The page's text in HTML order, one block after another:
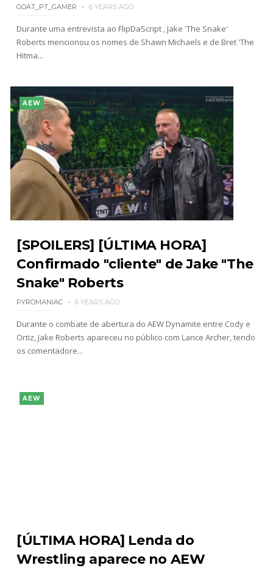
GOAT_PT_GAMER 6 YEARS AGO
Durante uma entrevista ao FlipDaScript , Jake 'The Snake'
Roberts mencionou os nomes de Shawn Michaels e de Bret 'The
Hitma...
AEW
[SPOILERS] [ÚLTIMA HORA]
Confirmado "cliente" de Jake "The
Snake" Roberts
PYROMANIAC 6 YEARS AGO
Durante o combate de abertura do AEW Dynamite entre Cody e
Ortiz, Jake Roberts apareceu no público com Lance Archer, tendo
os comentadore...
AEW
[ÚLTIMA HORA] Lenda do
Wrestling aparece no AEW